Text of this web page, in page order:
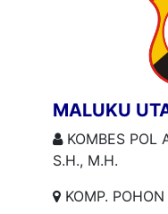
MALUKU
KOMBES POL
S.H., M.H.
KOMP.